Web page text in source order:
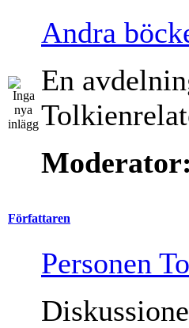
Andra
En
Moderator:
Författaren
Personen